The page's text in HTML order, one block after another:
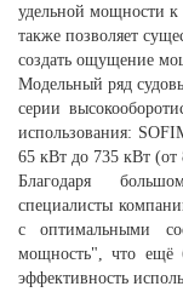
удельной мощности
также позволяет
создать ощущение
Модельный ряд
серии
использования:
65 кВт до 735 кВт (от
Благодаря
специалисты
с оптимальными
мощность", что ещё
эффективность